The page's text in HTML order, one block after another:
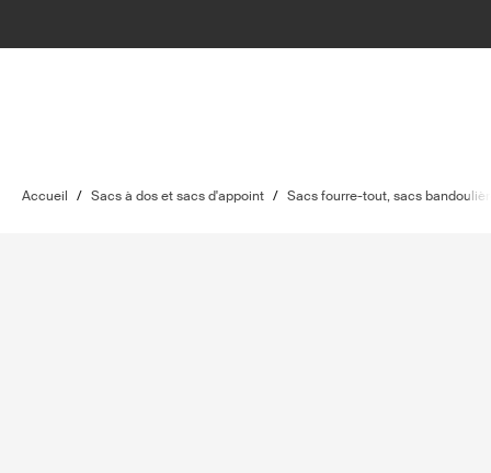
Accueil / Sacs à dos et sacs d'appoint / Sacs fourre-tout, sacs